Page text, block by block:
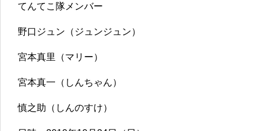
てんてこ隊メンバー
野口ジュン（ジュンジュン）
宮本真里（マリー）
宮本真一（しんちゃん）
慎之助（しんのすけ）